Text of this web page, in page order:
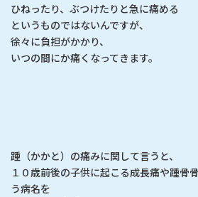
ひねったり、ぶつけたりと急に痛める
というものではないんですが、
徐々に負担がかかり、
いつの間にか痛くなってきます。
踵（かかと）の痛みに関して言うと、
１０歳前後の子供に起こる成長痛や踵骨
う病名を